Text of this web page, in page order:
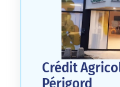
Crédit
Périgord